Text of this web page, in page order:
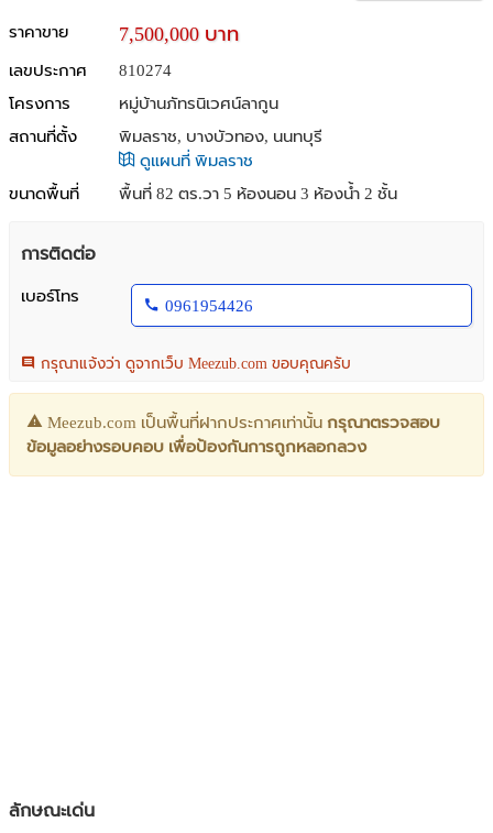
ราคาขาย 7,500,000 บาท
เลขประกาศ
810274
โครงการ
หมู่บ้านภัทรนิเวศน์ลากูน
สถานที่ตั้ง
พิมลราช, บางบัวทอง, นนทบุรี
ดูแผนที่ พิมลราช
ขนาดพื้นที่
พื้นที่ 82 ตร.วา 5 ห้องนอน 3 ห้องน้ำ 2 ชั้น
การติดต่อ
เบอร์โทร
0961954426
กรุณาแจ้งว่า ดูจากเว็บ Meezub.com ขอบคุณครับ
Meezub.com เป็นพื้นที่ฝากประกาศเท่านั้น กรุณาตรวจสอบ
ข้อมูลอย่างรอบคอบ เพื่อป้องกันการถูกหลอกลวง
ลักษณะเด่น